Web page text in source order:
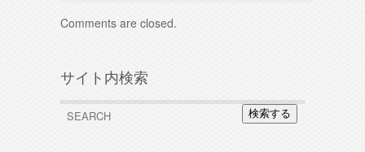
Comments are closed.
サイト内検索
検索する